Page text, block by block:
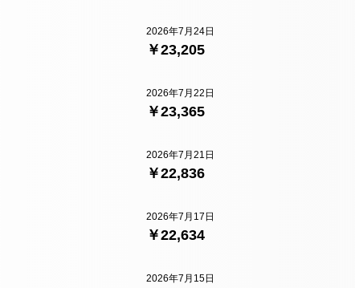
￥23,205
2026年7月24日
￥23,365
2026年7月22日
￥22,836
2026年7月21日
￥22,634
2026年7月17日
2026年7月15日